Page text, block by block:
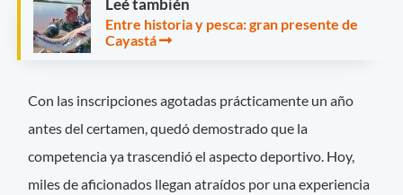
Leé también
Entre historia y pesca: gran presente de
Cayastá
Con las inscripciones agotadas prácticamente un año
antes del certamen, quedó demostrado que la
competencia ya trascendió el aspecto deportivo. Hoy,
miles de aficionados llegan atraídos por una experiencia